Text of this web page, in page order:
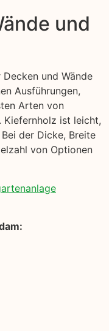
und
und Wände
Ausführungen,
Arten von
Kiefernholz ist leicht,
der Dicke, Breite
von Optionen